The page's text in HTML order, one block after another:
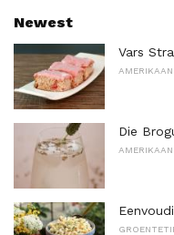
Newest
Vars
Die